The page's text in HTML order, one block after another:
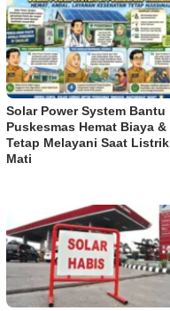
Solar Power System Bantu
Puskesmas Hemat Biaya &
Tetap Melayani Saat Listrik
Mati